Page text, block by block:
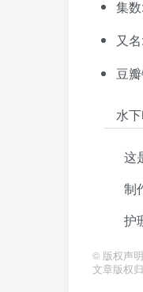
集
又
豆
水
这
制
护
© 版权声明
文章版权